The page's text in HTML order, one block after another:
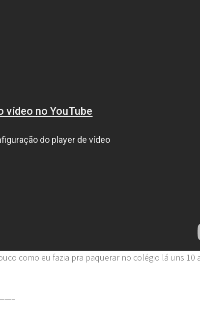
como eu fazia pra paquerar no colégio lá uns 10